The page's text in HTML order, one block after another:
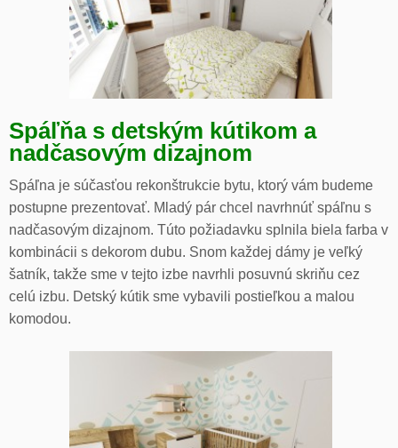
Spáľňa s detským kútikom a
nadčasovým dizajnom
Spáľna je súčasťou rekonštrukcie bytu, ktorý vám budeme
postupne prezentovať. Mladý pár chcel navrhnúť spáľnu s
nadčasovým dizajnom. Túto požiadavku splnila biela farba v
kombinácii s dekorom dubu. Snom každej dámy je veľký
šatník, takže sme v tejto izbe navrhli posuvnú skriňu cez
celú izbu. Detský kútik sme vybavili postieľkou a malou
komodou.